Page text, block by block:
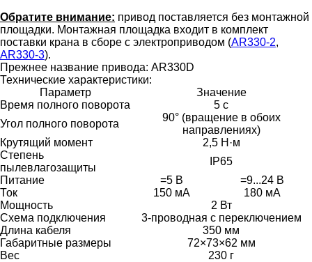
Обратите внимание: привод поставляется без монтажной
площадки. Монтажная площадка входит в комплект
поставки крана в сборе с электроприводом (AR330-2,
AR330-3).
Прежнее название привода: AR330D
Технические характеристики:
Параметр
Значение
Время полного поворота
5 с
Угол полного поворота
90° (вращение в обоих
направлениях)
Крутящий момент
2,5 Н·м
Степень
пылевлагозащиты
IP65
Питание
=5 В
=9...24 В
Ток
150 мА
180 мА
Мощность
2 Вт
Схема подключения
3-проводная с переключением
Длина кабеля
350 мм
Габаритные размеры
72×73×62 мм
Вес
230 г